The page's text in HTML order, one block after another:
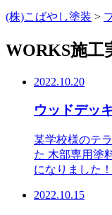
(株)こばやし塗装 >
WORKS施工
2022.10.20
ウッドデッ
某学校様のテ
た 木部専用塗
になりました！
2022.10.15